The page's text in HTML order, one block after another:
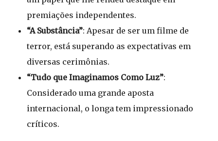
premiações independentes.
“A Substância”: Apesar de ser um filme de
terror, está superando as expectativas em
diversas cerimônias.
“Tudo que Imaginamos Como Luz”:
Considerado uma grande aposta
internacional, o longa tem impressionado
críticos.